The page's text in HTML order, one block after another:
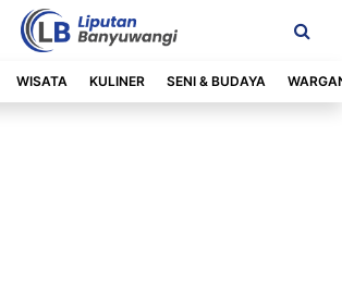
WISATA KULINER SENI & BUDAYA